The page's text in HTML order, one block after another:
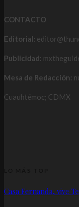
CONTACTO
Editorial:
Publicidad:
Mesa de Redacción:
Cuauhtémoc; CDMX
Casa Fernanda, vive